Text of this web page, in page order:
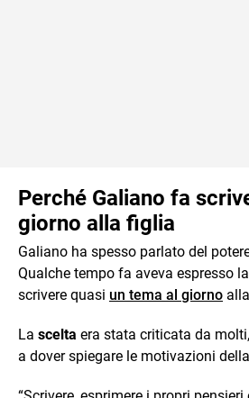
Perché Galiano fa
giorno alla figlia
Galiano ha spesso parlato del
Qualche tempo fa aveva espresso
scrivere quasi un tema al giorno
La scelta era stata criticata da
a dover spiegare le motivazioni